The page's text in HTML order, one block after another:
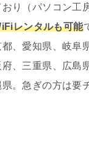
り（パソコン工房
レンタルも可能
、愛知県、岐阜
、三重県、広島
。急ぎの方は要